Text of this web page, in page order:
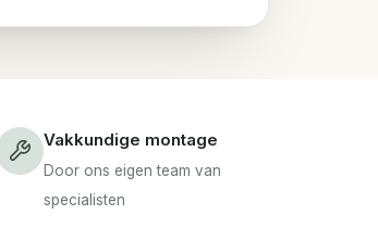
Vakkundige montage
Door ons eigen team van
specialisten